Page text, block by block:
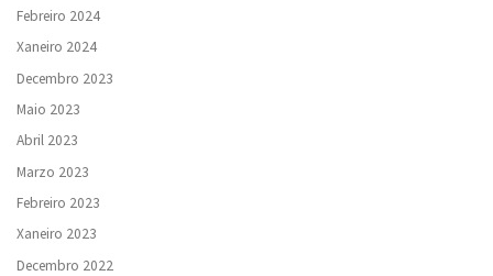
Febreiro 2024
Xaneiro 2024
Decembro 2023
Maio 2023
Abril 2023
Marzo 2023
Febreiro 2023
Xaneiro 2023
Decembro 2022